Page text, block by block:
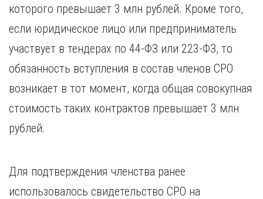
Махачкала
Набережные Челны
Нижний Новгород
Нижний Тагил
Новосибирск
Чита
Я
Ярославль
которого превышает 3 млн рублей. Кроме того,
если юридическое лицо или предприниматель
участвует в тендерах по 44-ФЗ или 223-ФЗ, то
обязанность вступления в состав членов СРО
возникает в тот момент, когда общая совокупная
стоимость таких контрактов превышает 3 млн
рублей.
Для подтверждения членства ранее
использовалось свидетельство СРО на